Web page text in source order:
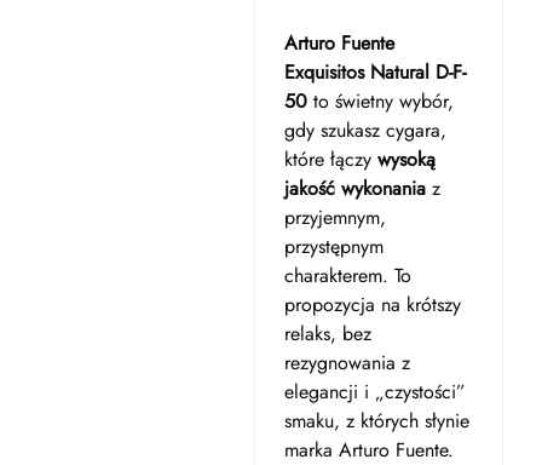
Arturo Fuente
Exquisitos Natural D-F-
50to świetny wybór,
gdy szukasz cygara,
które łączy wysoką
jakość wykonaniaz
przyjemnym,
przystępnym
charakterem. To
propozycja na krótszy
relaks, bez
rezygnowania z
elegancji i „czystości”
smaku, z których słynie
marka Arturo Fuente.